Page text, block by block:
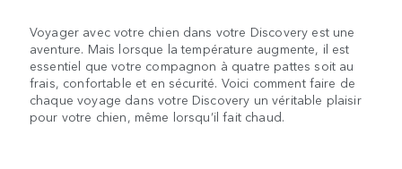
Voyager avec votre chien dans votre Discovery est une
aventure. Mais lorsque la température augmente, il est
essentiel que votre compagnon à quatre pattes soit au
frais, confortable et en sécurité. Voici comment faire de
chaque voyage dans votre Discovery un véritable plaisir
pour votre chien, même lorsqu’il fait chaud.